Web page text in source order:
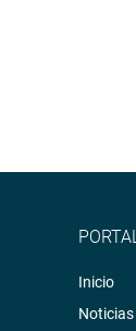
Inicio
Noticias